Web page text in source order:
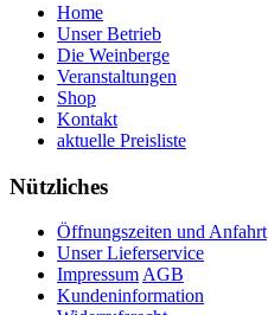
Home
Unser Betrieb
Die Weinberge
Veranstaltungen
Shop
Kontakt
aktuelle Preisliste
Nützliches
Öffnungszeiten und Anfahrt
Unser Lieferservice
Impressum AGB
Kundeninformation